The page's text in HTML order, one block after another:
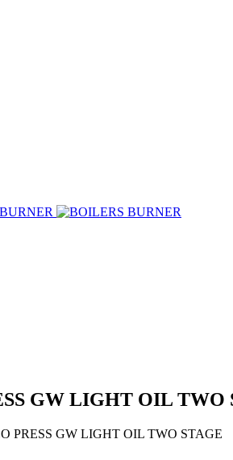
GW LIGHT OIL TWO
PRESS GW LIGHT OIL TWO STAGE